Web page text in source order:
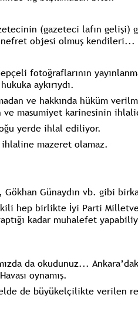
(gazeteci lafın gelişi)
objesi olmuş kendileri...
fotoğraflarının
aykırıydı.
ve hakkında hüküm
ve masumiyet karinesinin
yerde ihlal ediliyor.
ihlaline mazeret olamaz.
Gökhan Günaydın vb. gibi
hep birlikte İyi Parti
kadar muhalefet
da okudunuz...
oynamış.
de büyükelçilikte verilen